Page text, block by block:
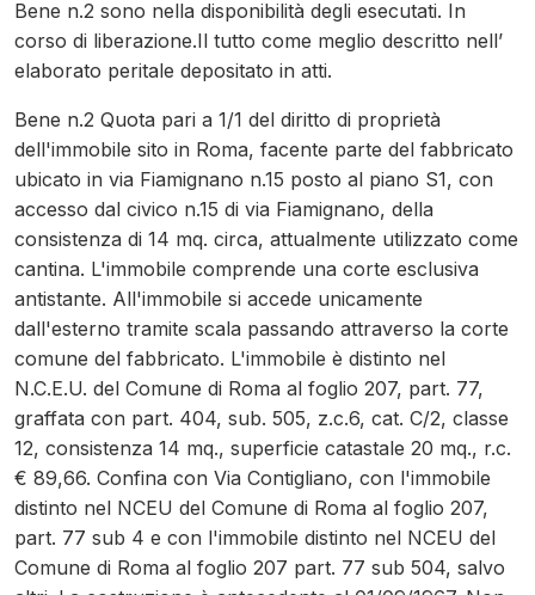
Bene n.2 sono nella disponibilità degli esecutati. In
corso di liberazione.Il tutto come meglio descritto nell’
elaborato peritale depositato in atti.
Bene n.2 Quota pari a 1/1 del diritto di proprietà
dell'immobile sito in Roma, facente parte del fabbricato
ubicato in via Fiamignano n.15 posto al piano S1, con
accesso dal civico n.15 di via Fiamignano, della
consistenza di 14 mq. circa, attualmente utilizzato come
cantina. L'immobile comprende una corte esclusiva
antistante. All'immobile si accede unicamente
dall'esterno tramite scala passando attraverso la corte
comune del fabbricato. L'immobile è distinto nel
N.C.E.U. del Comune di Roma al foglio 207, part. 77,
graffata con part. 404, sub. 505, z.c.6, cat. C/2, classe
12, consistenza 14 mq., superficie catastale 20 mq., r.c.
€ 89,66. Confina con Via Contigliano, con l'immobile
distinto nel NCEU del Comune di Roma al foglio 207,
part. 77 sub 4 e con l'immobile distinto nel NCEU del
Comune di Roma al foglio 207 part. 77 sub 504, salvo